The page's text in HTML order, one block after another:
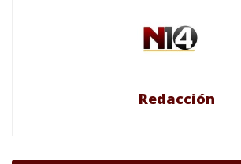
Redacción